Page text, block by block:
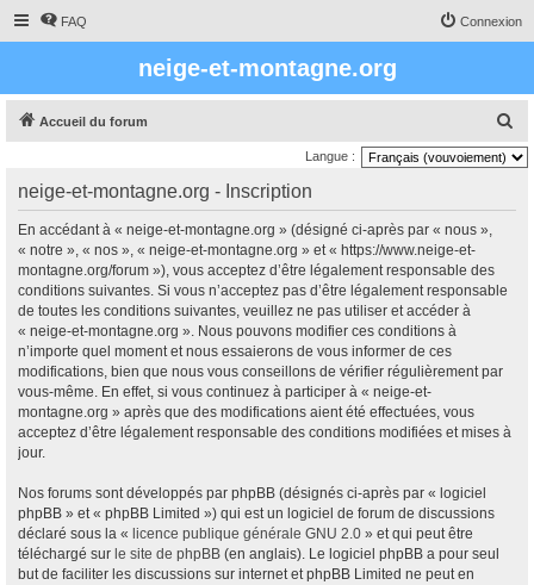
FAQ Connexion
neige-et-montagne.org
Accueil du forum
e
Langue :
neige-et-montagne.org - Inscription
En accédant à « neige-et-montagne.org » (désigné ci-après par « nous »,
« notre », « nos », « neige-et-montagne.org » et « https://www.neige-et-
montagne.org/forum »), vous acceptez d’être légalement responsable des
conditions suivantes. Si vous n’acceptez pas d’être légalement responsable
de toutes les conditions suivantes, veuillez ne pas utiliser et accéder à
« neige-et-montagne.org ». Nous pouvons modifier ces conditions à
n’importe quel moment et nous essaierons de vous informer de ces
modifications, bien que nous vous conseillons de vérifier régulièrement par
vous-même. En effet, si vous continuez à participer à « neige-et-
montagne.org » après que des modifications aient été effectuées, vous
acceptez d’être légalement responsable des conditions modifiées et mises à
jour.
Nos forums sont développés par phpBB (désignés ci-après par « logiciel
phpBB » et « phpBB Limited ») qui est un logiciel de forum de discussions
déclaré sous la « licence publique générale GNU 2.0 » et qui peut être
téléchargé sur le site de phpBB (en anglais). Le logiciel phpBB a pour seul
but de faciliter les discussions sur internet et phpBB Limited ne peut en